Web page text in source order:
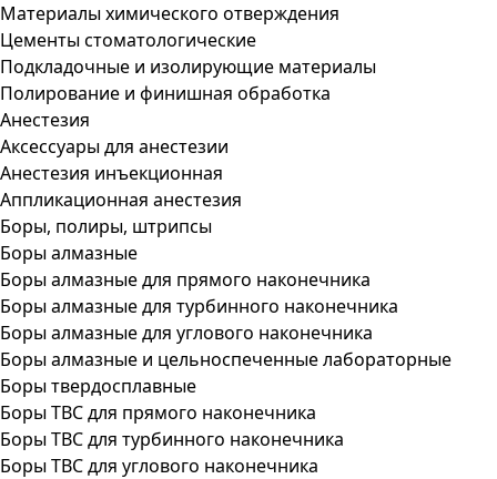
Материалы химического отверждения
Цементы стоматологические
Подкладочные и изолирующие материалы
Полирование и финишная обработка
Анестезия
Аксессуары для анестезии
Анестезия инъекционная
Аппликационная анестезия
Боры, полиры, штрипсы
Боры алмазные
Боры алмазные для прямого наконечника
Боры алмазные для турбинного наконечника
Боры алмазные для углового наконечника
Боры алмазные и цельноспеченные лабораторные
Боры твердосплавные
Боры ТВС для прямого наконечника
Боры ТВС для турбинного наконечника
Боры ТВС для углового наконечника